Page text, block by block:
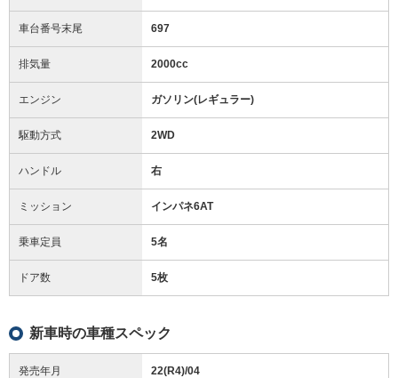
車台番号末尾 697
排気量 2000cc
エンジン ガソリン(レギュラー)
駆動方式 2WD
ハンドル 右
ミッション インパネ6AT
乗車定員 5名
ドア数 5枚
新車時の車種スペック
発売年月 22(R4)/04